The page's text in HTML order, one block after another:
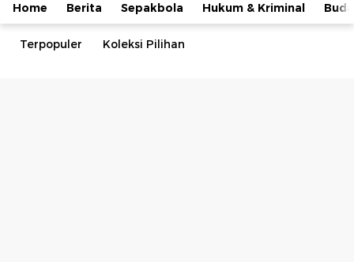
Home Berita Sepakbola Hukum & Kriminal
Terpopuler Koleksi Pilihan